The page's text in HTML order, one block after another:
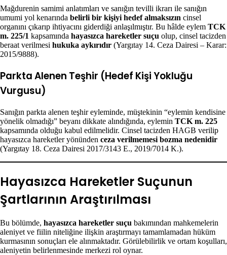
Mağdurenin samimi anlatımları ve sanığın tevilli ikrarı ile sanığın
umumi yol kenarında belirli bir kişiyi hedef almaksızın cinsel
organını çıkarıp ihtiyacını giderdiği anlaşılmıştır. Bu hâlde eylem TCK
m. 225/1 kapsamında hayasızca hareketler suçu olup, cinsel tacizden
beraat verilmesi hukuka aykırıdır (Yargıtay 14. Ceza Dairesi – Karar:
2015/9888).
Parkta Alenen Teşhir (Hedef Kişi Yokluğu
Vurgusu)
Sanığın parkta alenen teşhir eyleminde, müştekinin “eylemin kendisine
yönelik olmadığı” beyanı dikkate alındığında, eylemin TCK m. 225
kapsamında olduğu kabul edilmelidir. Cinsel tacizden HAGB verilip
hayasızca hareketler yönünden ceza verilmemesi bozma nedenidir
(Yargıtay 18. Ceza Dairesi 2017/3143 E., 2019/7014 K.).
Hayasızca Hareketler Suçunun
Şartlarının Araştırılması
Bu bölümde, hayasızca hareketler suçu bakımından mahkemelerin
aleniyet ve fiilin niteliğine ilişkin araştırmayı tamamlamadan hüküm
kurmasının sonuçları ele alınmaktadır. Görülebilirlik ve ortam koşulları,
aleniyetin belirlenmesinde merkezi rol oynar.